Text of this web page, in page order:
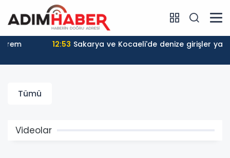
Sakarya ve Kocaeli'de denize girişler
Tümü
Videolar